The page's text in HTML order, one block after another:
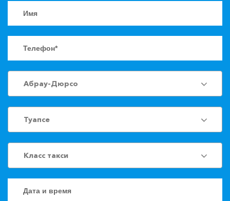
Абрау-Дюрсо
Туапсе
Класс такси